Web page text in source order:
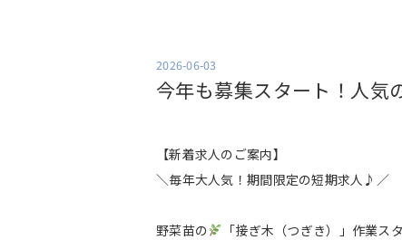
2026-06-03
今年も募集スタート！人気
【新着求人のご案内】
＼毎年大人気！期間限定の短期求人♪／
野菜苗の
「接ぎ木（つぎき）」作業ス